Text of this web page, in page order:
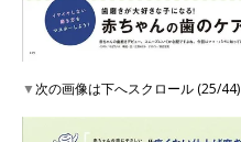
▼次の画像は下へスクロール (25/44)